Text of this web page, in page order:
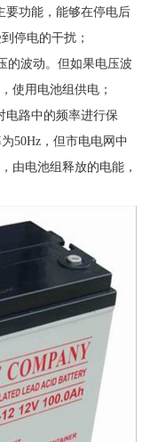
要功能，能够在停电后
停电的干扰；
的波动。但如果电压波
使用电池组供电；
电路中的频率进行保
50Hz，但市电电网中
由电池组释放的电能，